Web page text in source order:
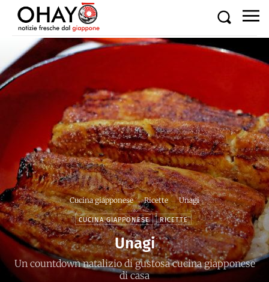
Cucina giapponese Ricette Unagi
CUCINA GIAPPONESE RICETTE
Unagi
Un countdown natalizio di gustosa cucina giapponese
di casa